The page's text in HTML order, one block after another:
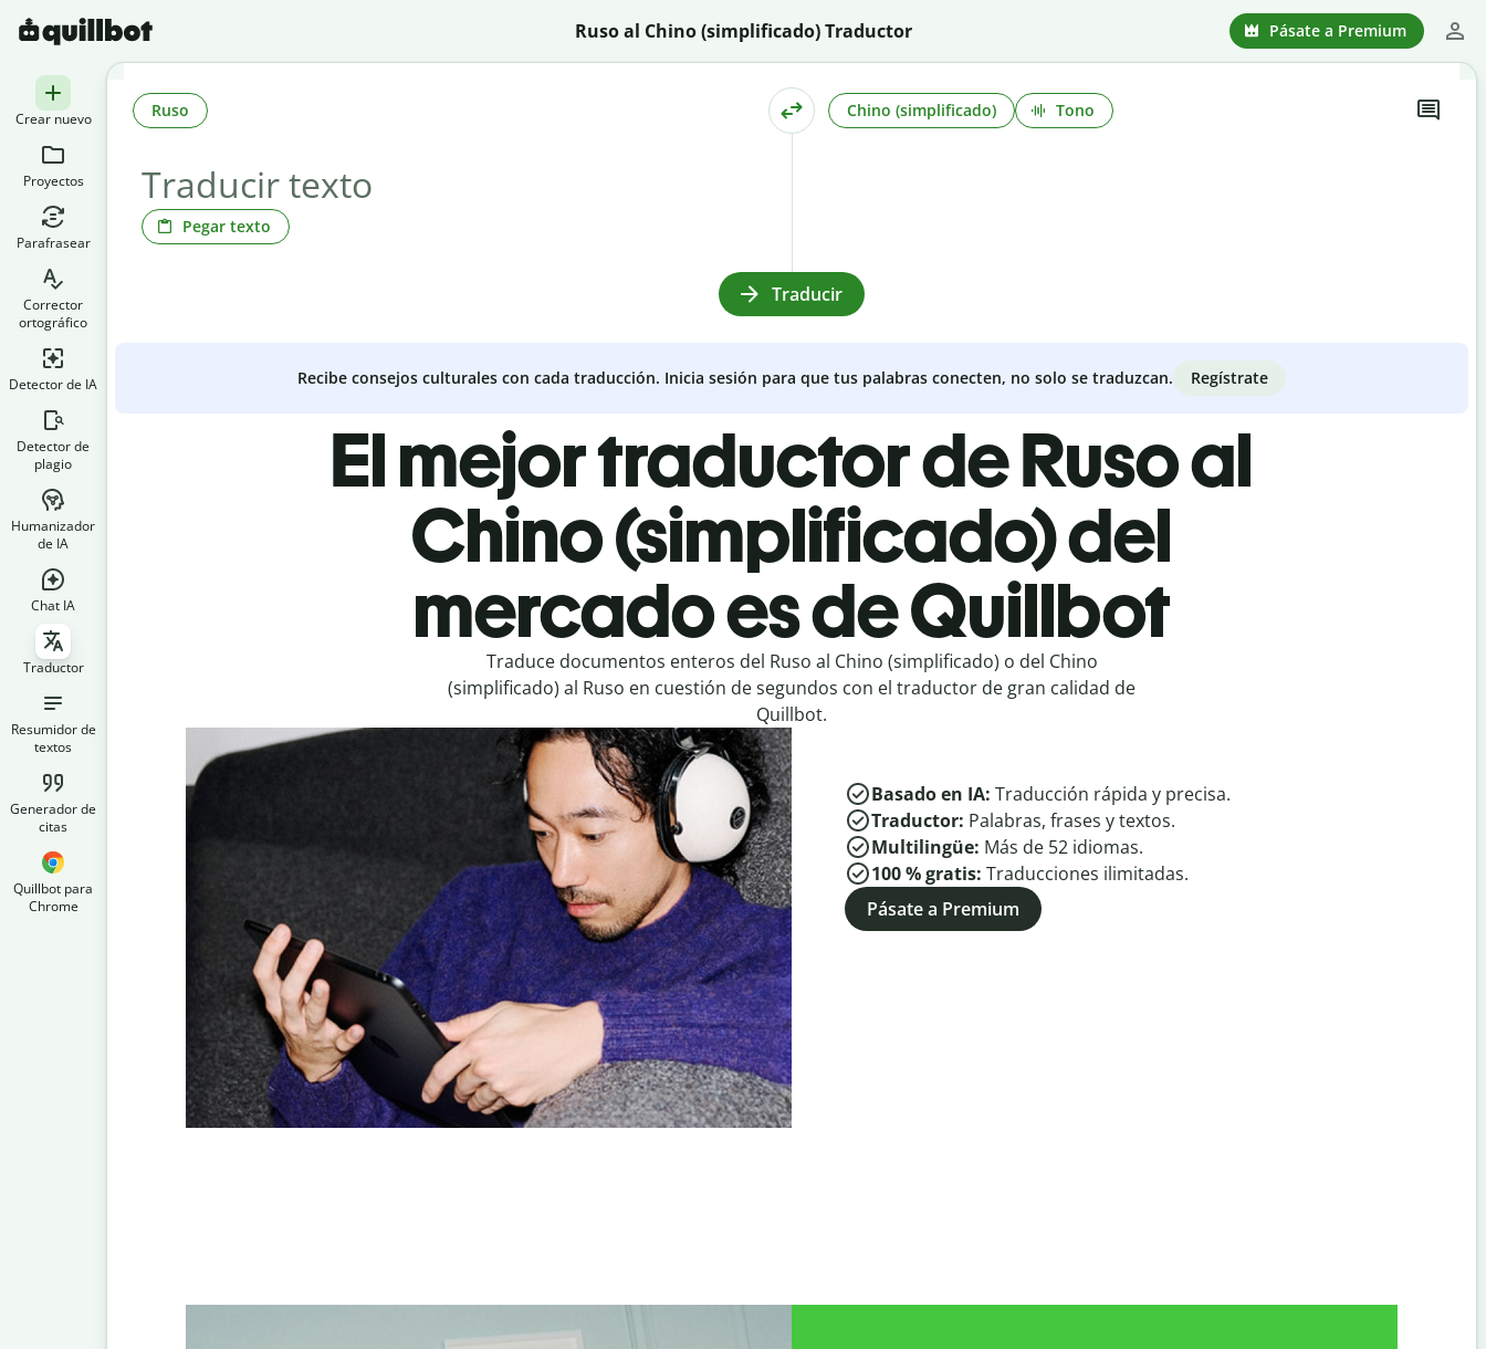
Ruso al Chino (simplificado) Traductor Pásate a Premium
Crear nuevo
Proyectos
Parafrasear
Corrector
ortográfico
Detector de IA
Detector de
plagio
Humanizador
de IA
Chat IA
Traductor
Resumidor de
textos
Generador de
citas
Quillbot para
Chrome
Pegar texto
Ruso Chino (simplificado) Tono
Traducir
Recibe consejos culturales con cada traducción. Inicia sesión para que tus palabras conecten, no solo se traduzcan. Regístrate
El mejor traductor de Ruso al
Chino (simplificado) del
mercado es de Quillbot
Traduce documentos enteros del Ruso al Chino (simplificado) o del Chino
(simplificado) al Ruso en cuestión de segundos con el traductor de gran calidad de
Quillbot.
Basado en IA: Traducción rápida y precisa.
Traductor: Palabras, frases y textos.
Multilingüe: Más de 52 idiomas.
100 % gratis: Traducciones ilimitadas.
Pásate a Premium